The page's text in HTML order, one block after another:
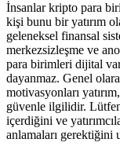
İnsanlar kripto para
kişi bunu bir yatırım
geleneksel finansal
merkezsizleşme ve
para birimleri dijital
dayanmaz. Genel
motivasyonları
güvenle ilgilidir.
içerdiğini ve
anlamaları gerektiğini